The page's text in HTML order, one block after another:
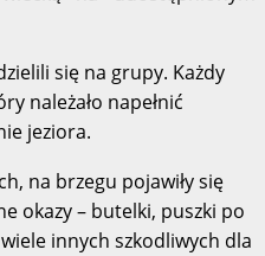
się na grupy. Każdy
należało napełnić
jeziora.
na brzegu pojawiły się
okazy – butelki, puszki po
innych szkodliwych dla